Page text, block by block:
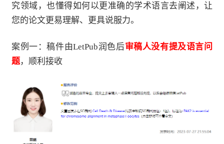
究领域，也懂得如何以更准确的学术语言去阐述，让
您的论文更易理解、更具说服力。
案例一：稿件由LetPub润色后审稿人没有提及语言问
题，顺利接收